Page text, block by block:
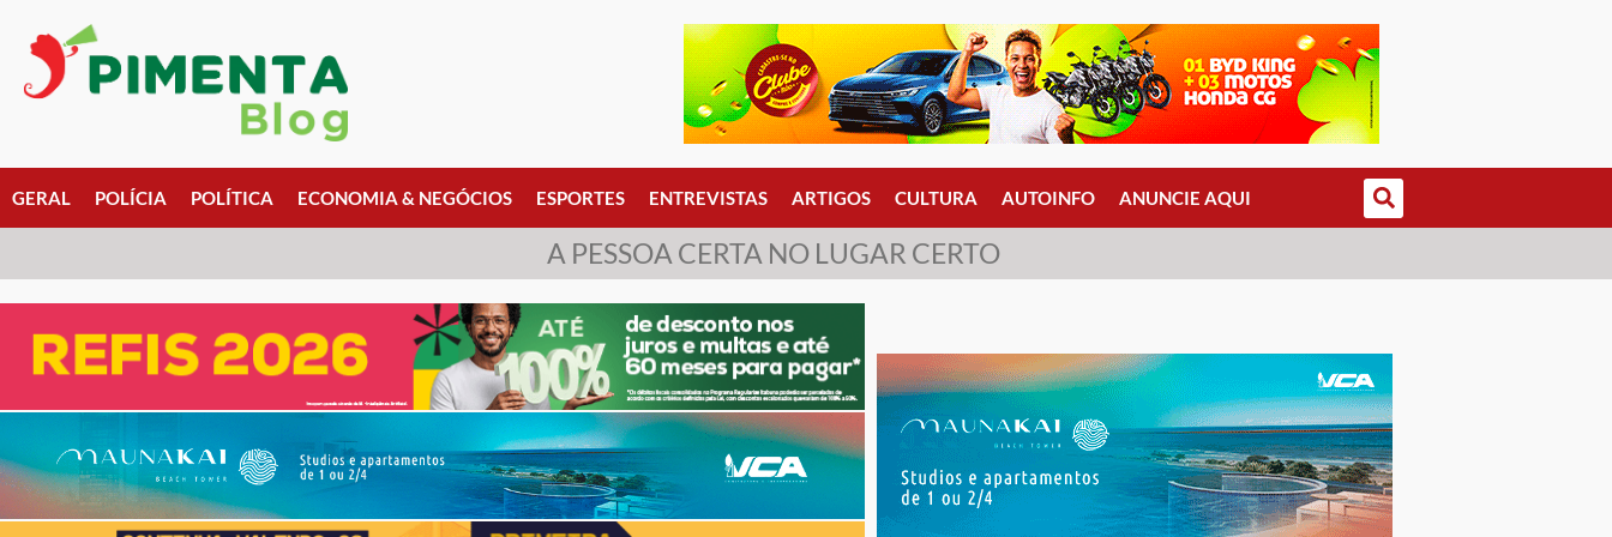
GERAL POLÍCIA POLÍTICA ECONOMIA & NEGÓCIOS ESPORTES ENTREVISTAS ARTIGOS CULTURA AUTOINFO ANUNCIE AQUI
A PESSOA CERTA NO LUGAR CERTO